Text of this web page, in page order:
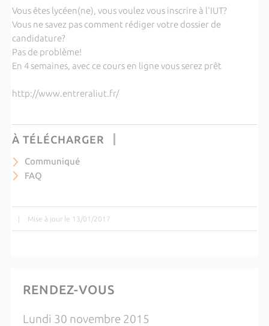
Vous êtes lycéen(ne), vous voulez vous inscrire à l'IUT?
Vous ne savez pas comment rédiger votre dossier de
candidature?
Pas de problème!
En 4 semaines, avec ce cours en ligne vous serez prêt
http://www.entreraliut.fr/
À TÉLÉCHARGER
Communiqué
FAQ
| Mise à jour le 13/01/2017
RENDEZ-VOUS
Lundi 30 novembre 2015